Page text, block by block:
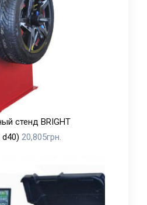
стенд BRIGHT
d40) 20,805грн.